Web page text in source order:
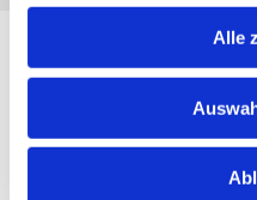
Alle
Jobangebote per E-Mail